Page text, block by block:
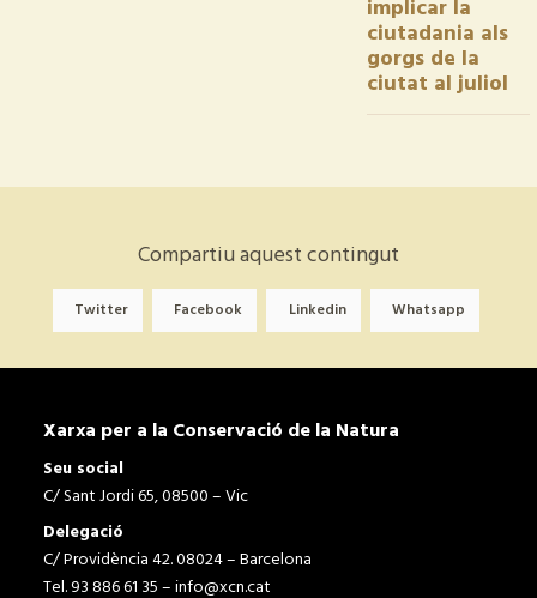
implicar la
ciutadania als
gorgs de la
ciutat al juliol
Compartiu aquest contingut
Twitter Facebook Linkedin Whatsapp
Xarxa per a la Conservació de la Natura
Seu social
C/ Sant Jordi 65, 08500 – Vic
Delegació
C/ Providència 42. 08024 – Barcelona
Tel. 93 886 61 35 –info@xcn.cat